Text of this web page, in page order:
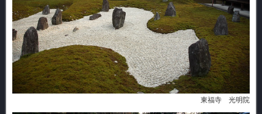
東福寺 光明院